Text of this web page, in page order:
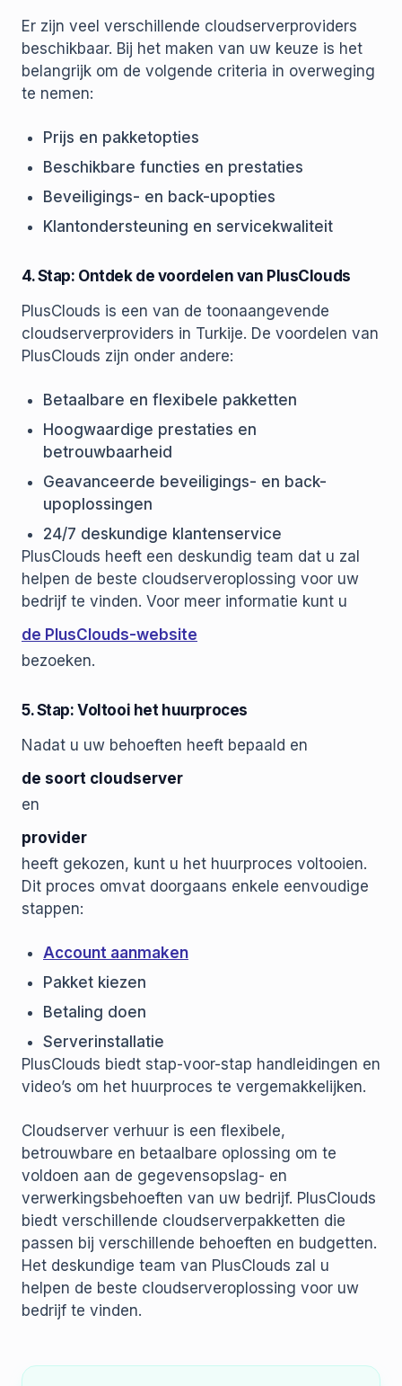
Er zijn veel verschillende cloudserverproviders
beschikbaar. Bij het maken van uw keuze is het
belangrijk om de volgende criteria in overweging
te nemen:
Prijs en pakketopties
Beschikbare functies en prestaties
Beveiligings- en back-upopties
Klantondersteuning en servicekwaliteit
4. Stap: Ontdek de voordelen van PlusClouds
PlusClouds is een van de toonaangevende
cloudserverproviders in Turkije. De voordelen van
PlusClouds zijn onder andere:
Betaalbare en flexibele pakketten
Hoogwaardige prestaties en
betrouwbaarheid
Geavanceerde beveiligings- en back-
upoplossingen
24/7 deskundige klantenservice
PlusClouds heeft een deskundig team dat u zal
helpen de beste cloudserveroplossing voor uw
bedrijf te vinden. Voor meer informatie kunt u
de PlusClouds-website
bezoeken.
5. Stap: Voltooi het huurproces
Nadat u uw behoeften heeft bepaald en
de soort cloudserver
en
provider
heeft gekozen, kunt u het huurproces voltooien.
Dit proces omvat doorgaans enkele eenvoudige
stappen:
Account aanmaken
Pakket kiezen
Betaling doen
Serverinstallatie
PlusClouds biedt stap-voor-stap handleidingen en
video’s om het huurproces te vergemakkelijken.
Cloudserver verhuur is een flexibele,
betrouwbare en betaalbare oplossing om te
voldoen aan de gegevensopslag- en
verwerkingsbehoeften van uw bedrijf. PlusClouds
biedt verschillende cloudserverpakketten die
passen bij verschillende behoeften en budgetten.
Het deskundige team van PlusClouds zal u
helpen de beste cloudserveroplossing voor uw
bedrijf te vinden.